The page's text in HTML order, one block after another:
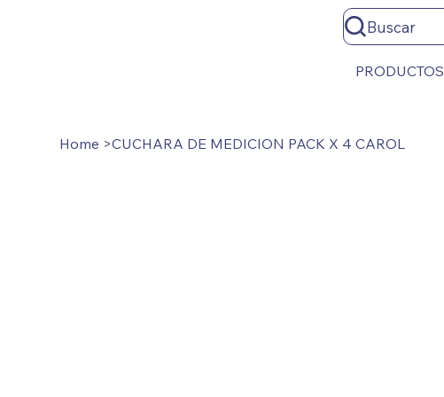
Buscar
PRODUCTOS
Home >CUCHARA DE MEDICION PACK X 4 CAROL